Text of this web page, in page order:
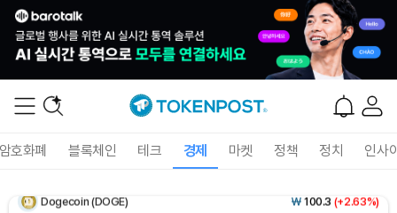
호화폐 블록체인 테크 경제 마켓 정책 정치 인사
Solana (SOL) ₩ 107,565(+4.42%)